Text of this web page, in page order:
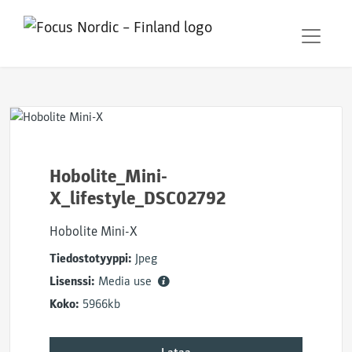
Hobolite_Mini-
X_lifestyle_DSC02792
Hobolite Mini-X
Tiedostotyyppi: Jpeg
Lisenssi: Media use
Koko: 5966kb